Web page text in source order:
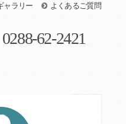
ャラリー よくあるご質問
0288-62-2421